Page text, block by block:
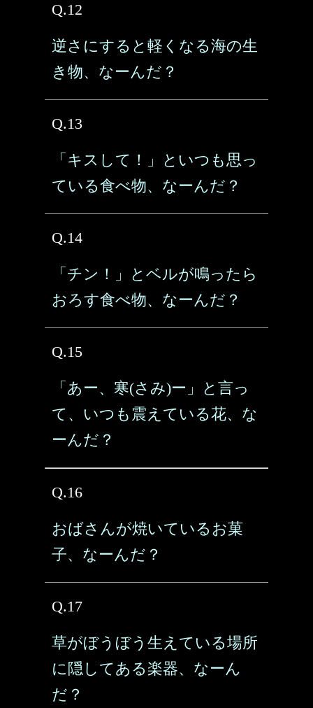
Q.12
逆さにすると軽くなる海の生
き物、なーんだ？
Q.13
「キスして！」といつも思っ
ている食べ物、なーんだ？
Q.14
「チン！」とベルが鳴ったら
おろす食べ物、なーんだ？
Q.15
「あー、寒(さみ)ー」と言っ
て、いつも震えている花、な
ーんだ？
Q.16
おばさんが焼いているお菓
子、なーんだ？
Q.17
草がぼうぼう生えている場所
に隠してある楽器、なーん
だ？